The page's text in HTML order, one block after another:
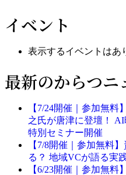
イベント
表示するイベントはあ
最新のからつニ
【7/24開催｜参加無
之氏が唐津に登壇！
特別セミナー開催
【7/8開催｜参加無料
る？ 地域VCが語る実
【6/23開催｜参加無